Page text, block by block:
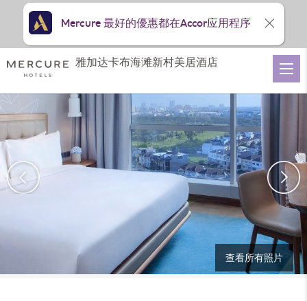
查看所有照片
雅加达卡布海滩新村美居酒店
Mercure 最好的優惠都在Accor应用程序